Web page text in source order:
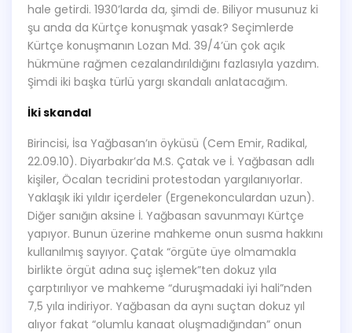
hale getirdi. 1930’larda da, şimdi de. Biliyor musunuz ki
şu anda da Kürtçe konuşmak yasak? Seçimlerde
Kürtçe konuşmanın Lozan Md. 39/4’ün çok açık
hükmüne rağmen cezalandırıldığını fazlasıyla yazdım.
Şimdi iki başka türlü yargı skandalı anlatacağım.
İki skandal
Birincisi, İsa Yağbasan’ın öyküsü (Cem Emir, Radikal,
22.09.10). Diyarbakır’da M.S. Çatak ve İ. Yağbasan adlı
kişiler, Öcalan tecridini protestodan yargılanıyorlar.
Yaklaşık iki yıldır içerdeler (Ergenekonculardan uzun).
Diğer sanığın aksine İ. Yağbasan savunmayı Kürtçe
yapıyor. Bunun üzerine mahkeme onun susma hakkını
kullanılmış sayıyor. Çatak “örgüte üye olmamakla
birlikte örgüt adına suç işlemek”ten dokuz yıla
çarptırılıyor ve mahkeme “duruşmadaki iyi hali”nden
7,5 yıla indiriyor. Yağbasan da aynı suçtan dokuz yıl
alıyor fakat “olumlu kanaat oluşmadığından” onun